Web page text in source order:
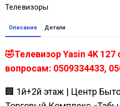
Телевизоры
Описание Детали
🤣Телевизор Yasin 4K
вопросам: 0509334433,
🏢 1й+2й этаж | Центр